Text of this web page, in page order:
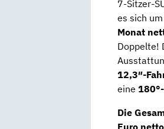
7-Sitzer-
es sich
Monat
Doppelte!
12,3″-
eine
Die